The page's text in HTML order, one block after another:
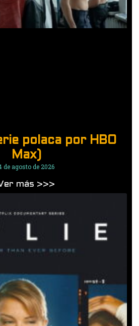
polaca por HBO
Max)
de agosto de 2026
más >>>